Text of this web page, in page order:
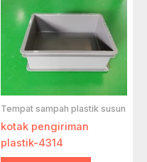
Tempat sampah plastik susun
kotak pengiriman
plastik-4314